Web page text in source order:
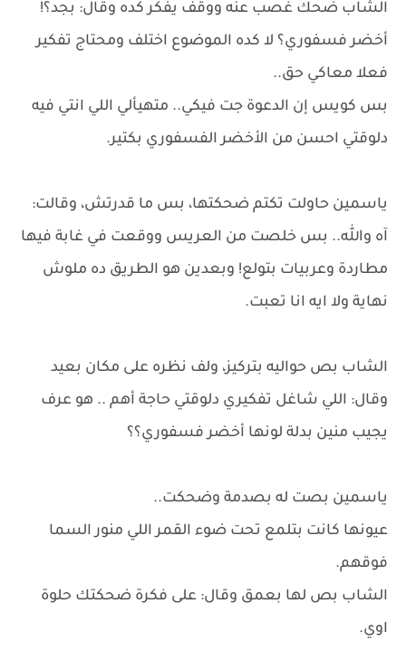
الشاب ضحك غصب عنه ووقف يفكر كده وقال: بجد؟!
أخضر فسفوري؟ لا كده الموضوع اختلف ومحتاج تفكير
فعلا معاكي حق..
بس كويس إن الدعوة جت فيكي.. متهيألي اللي انتي فيه
دلوقتي احسن من الأخضر الفسفوري بكتير.
ياسمين حاولت تكتم ضحكتها، بس ما قدرتش، وقالت:
آه والله.. بس خلصت من العريس ووقعت في غابة فيها
مطاردة وعربيات بتولع! وبعدين هو الطريق ده ملوش
نهاية ولا ايه انا تعبت.
الشاب بص حواليه بتركيز، ولف نظره على مكان بعيد
وقال: اللي شاغل تفكيري دلوقتي حاجة أهم .. هو عرف
يجيب منين بدلة لونها أخضر فسفوري؟؟
ياسمين بصت له بصدمة وضحكت..
عيونها كانت بتلمع تحت ضوء القمر اللي منور السما
فوقهم.
الشاب بص لها بعمق وقال: على فكرة ضحكتك حلوة
اوي.